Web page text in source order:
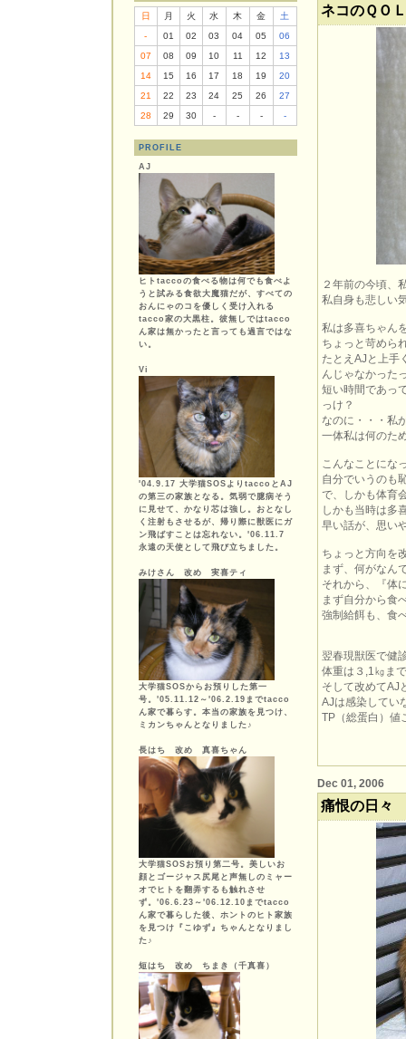
日 月 火 水 木 金
土
-
01 02 03 04 05
06
07
08 09 10 11 12
13
14
15 16 17 18 19
20
21
22 23 24 25 26
27
28
29 30 - - - -
PROFILE
AJ
ヒトtaccoの食べる物は何でも食べよ
うと試みる食欲大魔猫だが、すべての
おんにゃのコを優しく受け入れる
tacco家の大黒柱。彼無しではtacco
ん家は無かったと言っても過言ではな
い。
Vi
'04.9.17 大学猫SOSよりtaccoとAJ
の第三の家族となる。気弱で臆病そう
に見せて、かなり芯は強し。おとなし
く注射もさせるが、帰り際に獣医にガ
ン飛ばすことは忘れない。'06.11.7
永遠の天使として飛び立ちました。
みけさん 改め 実喜ティ
大学猫SOSからお預りした第一
号。'05.11.12～'06.2.19までtacco
ん家で暮らす。本当の家族を見つけ、
ミカンちゃんとなりました♪
長はち 改め 真喜ちゃん
大学猫SOSお預り第二号。美しいお
顔とゴージャス尻尾と声無しのミャー
オでヒトを翻弄するも触れさせ
ず。'06.6.23～'06.12.10までtacco
ん家で暮らした後、ホントのヒト家族
を見つけ『こゆず』ちゃんとなりまし
た♪
短はち 改め ちまき（千真喜）
ネコのＱＯ
２年前の今頃、
私自身も悲しい
私は多喜ちゃん
ちょっと苛めら
たとえAJと上手
んじゃなかった
短い時間であっ
っけ？
なのに・・・私
一体私は何のた
こんなことにな
自分でいうのも
で、しかも体育
しかも当時は多
早い話が、思い
ちょっと方向を
まず、何がなん
それから、『体
まず自分から食
強制給餌も、食
翌春現獣医で健
体重は３,1㎏ま
そして改めてAJ
AJは感染してい
TP（総蛋白）値
Dec 01, 2006
痛恨の日々